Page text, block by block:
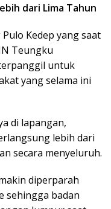
dari Lima Tahun
Kedep yang saat
Teungku
untuk
yang selama ini
di lapangan,
lebih dari
secara menyeluruh.
diperparah
sehingga badan